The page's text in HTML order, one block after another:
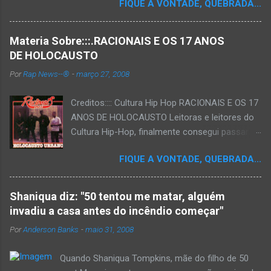
FIQUE A VONTADE, QUEBRADA...
Materia Sobre:::.RACIONAIS E OS 17 ANOS
DE HOLOCAUSTO
PorRap News--® -março 27, 2008
Creditos:::: Cultura Hip Hop RACIONAIS E OS 17
ANOS DE HOLOCAUSTO Leitoras e leitores do
Cultura Hip-Hop, finalmente consegui passar
que há muito tempo vinha maturando: uma
espécie de "ensaio-tributo" ao disco mais
importante do rap brasileiro, que completará 17
anos agora em 2008. Falo de "Holocausto
Urbano", do grupo paulistano Racionais MC's.
Como de costume, uma pequena digressão. É
que o brasileiro não tem memória. Fala-se
FIQUE A VONTADE, QUEBRADA...
Shaniqua diz: "50 tentou me matar, alguém
invadiu a casa antes do incêndio começar"
PorAnderson Banks -maio 31, 2008
Quando Shaniqua Tompkins, mãe do filho de 50